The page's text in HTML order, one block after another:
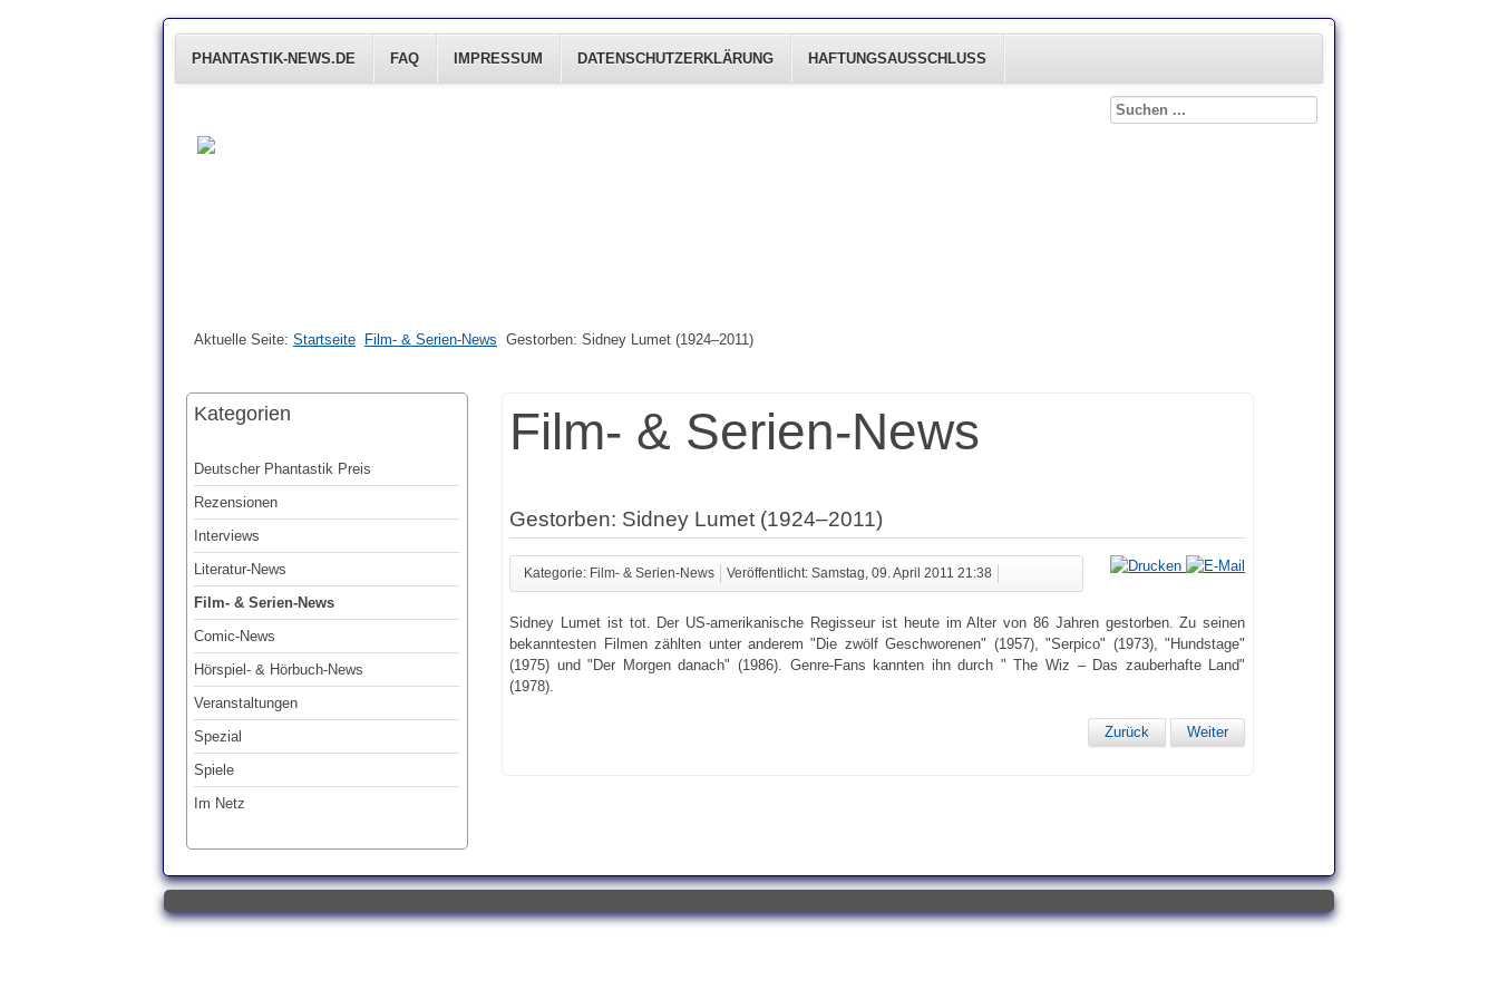
PHANTASTIK-NEWS.DE FAQ IMPRESSUM DATENSCHUTZERKLÄRUNG HAFTUNGSAUSSCHLUSS
Aktuelle Seite: Startseite Film- & Serien-News Gestorben: Sidney Lumet (1924–2011)
Kategorien
Deutscher Phantastik Preis
Rezensionen
Interviews
Literatur-News
Film- & Serien-News
Comic-News
Hörspiel- & Hörbuch-News
Veranstaltungen
Spezial
Spiele
Im Netz
Film- & Serien-News
Gestorben: Sidney Lumet (1924–2011)
Kategorie: Film- & Serien-News Veröffentlicht: Samstag, 09. April 2011 21:38
Sidney Lumet ist tot. Der US-amerikanische Regisseur ist heute im Alter von 86 Jahren gestorben. Zu seinen
bekanntesten Filmen zählten unter anderem "Die zwölf Geschworenen" (1957), "Serpico" (1973), "Hundstage"
(1975) und "Der Morgen danach" (1986). Genre-Fans kannten ihn durch " The Wiz – Das zauberhafte Land"
(1978).
Zurück Weiter